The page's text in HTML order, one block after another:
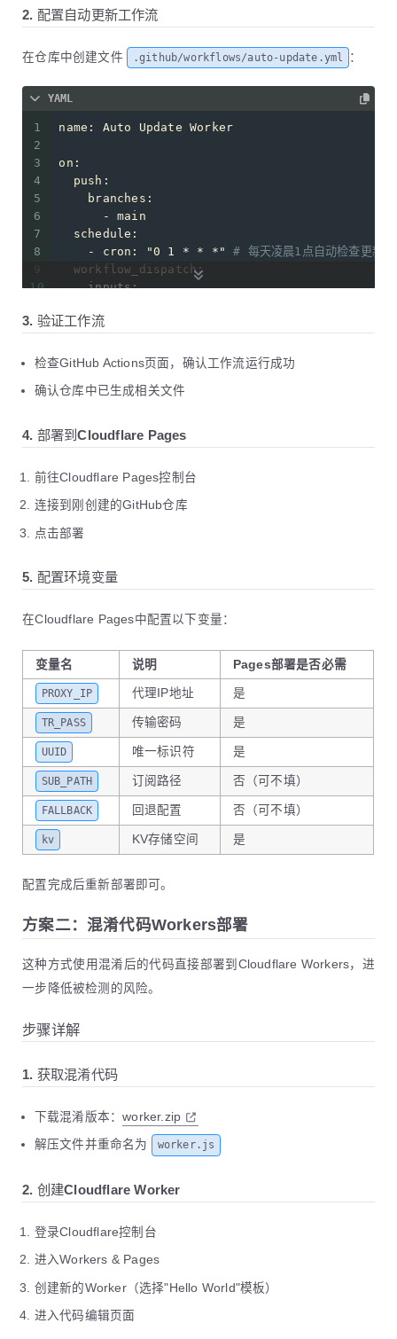
2. 配置自动更新工作流
在仓库中创建文件 .github/workflows/auto-update.yml ：
YAML
1
2
3
4
5
6
7
8
10
12
14
16
18
19
21
22
24
26
27
29
31
32
33
34
35
36
37
38
39
40
41
42
44
46
47
48
50
52
54
55
57
58
61
63
65
66
67
68
name: Auto Update Worker
on:
push:
branches:
-
main
schedule:
-
cron: "0 1 * * *"
# 每天凌晨1点自动检查更新
workflow_dispatch:
inputs:
default:
'false'
permissions:
jobs:
runs-on: ubuntu-latest
steps:
-
run: |
echo "TARGET_FILE=worker.zip" >>
name:
检查并更新Worker代码
env:
GITHUB_TOKEN:
${{
run: |
          # 日志函数
log() { echo "[$(date +'%Y-%m-%d
log "开始检查更新..."
# 获取本地版本
LOCAL_VERSION=$(cat
log "本地版本: ${LOCAL_VERSION:-无}"
# 获取最新Release信息
RESPONSE=$(curl -s
if [ $? -ne 0 ]; then
log "ERROR: 无法访问GitHub API"
fi
if [ -z "$DOWNLOAD_URL" ] || [
exit
1
fi
log "最新版本: $TAG_NAME"
# 判断是否需要更新
if [
exit
fi
# 下载并更新
3. 验证工作流
检查GitHub Actions页面，确认工作流运行成功
确认仓库中已生成相关文件
4. 部署到Cloudflare Pages
前往Cloudflare Pages控制台
连接到刚创建的GitHub仓库
点击部署
5. 配置环境变量
在Cloudflare Pages中配置以下变量：
变量名 说明 Pages部署是否必需
PROXY_IP 代理IP地址 是
TR_PASS 传输密码 是
UUID 唯一标识符 是
SUB_PATH 订阅路径 否（可不填）
FALLBACK 回退配置 否（可不填）
kv KV存储空间 是
配置完成后重新部署即可。
方案二：混淆代码Workers部署
这种方式使用混淆后的代码直接部署到Cloudflare Workers，进
一步降低被检测的风险。
步骤详解
1. 获取混淆代码
下载混淆版本：worker.zip
解压文件并重命名为 worker.js
2. 创建Cloudflare Worker
登录Cloudflare控制台
进入Workers & Pages
创建新的Worker（选择"Hello World"模板）
进入代码编辑页面